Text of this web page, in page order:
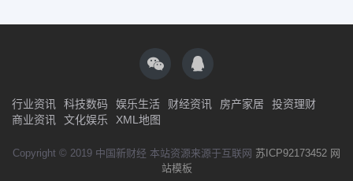
行业资讯 科技数码 娱乐生活 财经资讯 房产家居
投资理财
商业资讯
文化娱乐 XML地图
Copyright © 2019 中国新财经 本站资源来源于互联网 苏ICP92173452 网
站模板